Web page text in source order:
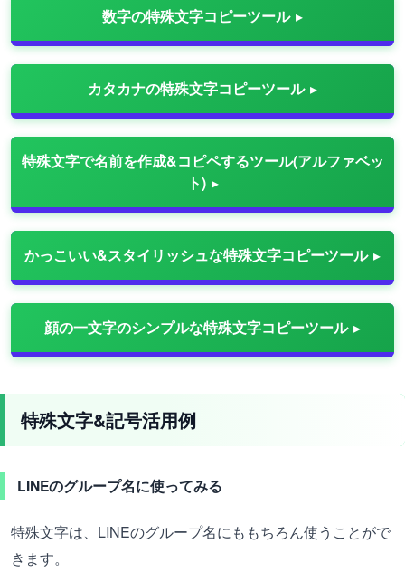
数字の特殊文字コピーツール
カタカナの特殊文字コピーツール
特殊文字で名前を作成&コピペするツール(アルファベッ
ト)
かっこいい&スタイリッシュな特殊文字コピーツール
顔の一文字のシンプルな特殊文字コピーツール
特殊文字&記号活用例
LINEのグループ名に使ってみる
特殊文字は、LINEのグループ名にももちろん使うことがで
きます。